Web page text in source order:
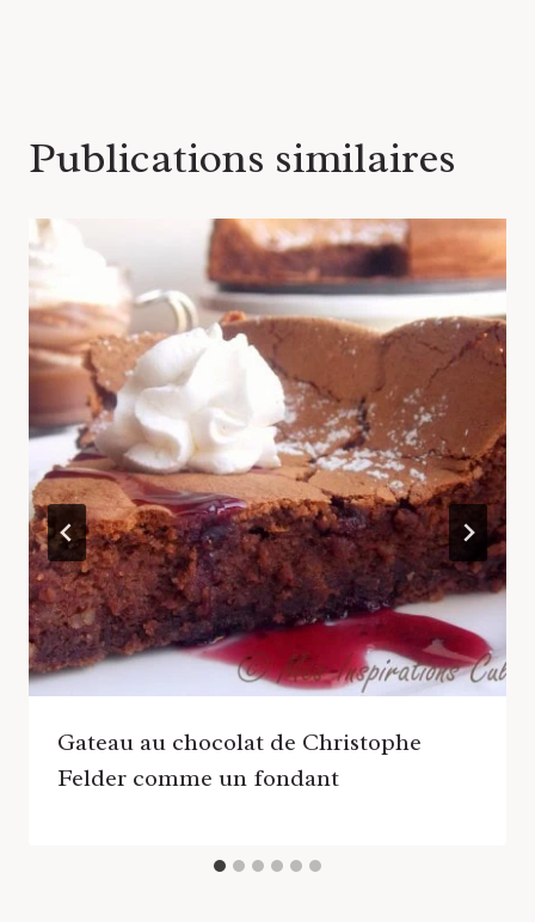
Publications similaires
Gateau au chocolat de Christophe
Felder comme un fondant